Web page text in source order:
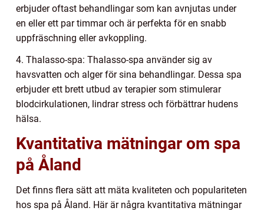
erbjuder oftast behandlingar som kan avnjutas under
en eller ett par timmar och är perfekta för en snabb
uppfräschning eller avkoppling.
4. Thalasso-spa: Thalasso-spa använder sig av
havsvatten och alger för sina behandlingar. Dessa spa
erbjuder ett brett utbud av terapier som stimulerar
blodcirkulationen, lindrar stress och förbättrar hudens
hälsa.
Kvantitativa mätningar om spa
på Åland
Det finns flera sätt att mäta kvaliteten och populariteten
hos spa på Åland. Här är några kvantitativa mätningar